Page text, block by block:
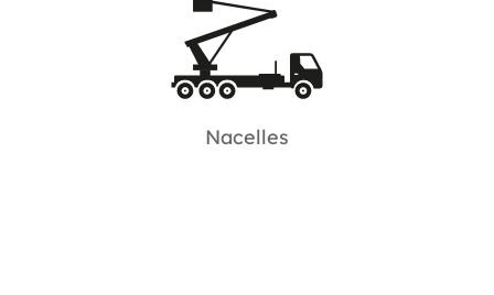
Nacelles
Nacelles
Grande hauteur sur PL de 40 à 90 m pour 1 à 6
personnes.